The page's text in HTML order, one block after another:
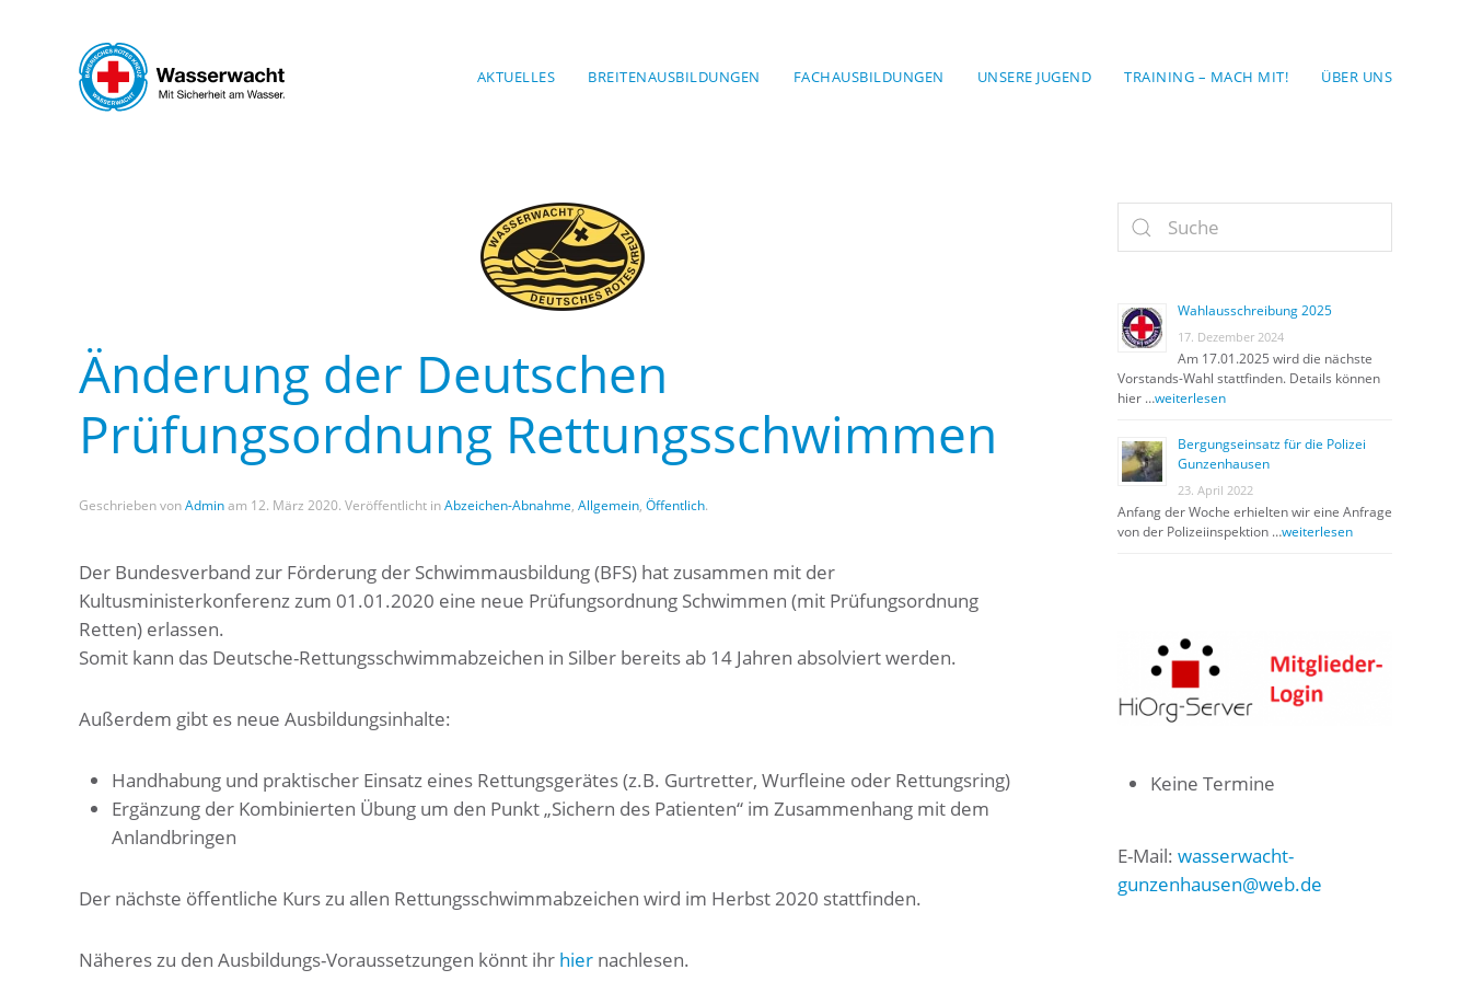
Skip to main content
AKTUELLES BREITENAUSBILDUNGEN FACHAUSBILDUNGEN UNSERE JUGEND TRAINING – MACH MIT! ÜBER UNS
Änderung der Deutschen
Prüfungsordnung Rettungsschwimmen
Geschrieben vonAdminam 12. März 2020. Veröffentlicht inAbzeichen-Abnahme, Allgemein, Öffentlich.
Der Bundesverband zur Förderung der Schwimmausbildung (BFS) hat zusammen mit der
Kultusministerkonferenz zum 01.01.2020 eine neue Prüfungsordnung Schwimmen (mit Prüfungsordnung
Retten) erlassen.
Somit kann das Deutsche-Rettungsschwimmabzeichen in Silber bereits ab 14 Jahren absolviert werden.
Außerdem gibt es neue Ausbildungsinhalte:
Handhabung und praktischer Einsatz eines Rettungsgerätes (z.B. Gurtretter, Wurfleine oder Rettungsring)
Ergänzung der Kombinierten Übung um den Punkt „Sichern des Patienten“ im Zusammenhang mit dem
Anlandbringen
Der nächste öffentliche Kurs zu allen Rettungsschwimmabzeichen wird im Herbst 2020 stattfinden.
Näheres zu den Ausbildungs-Voraussetzungen könnt ihr hier nachlesen.
Wahlausschreibung 2025
17. Dezember 2024
Am 17.01.2025 wird die nächste
Vorstands-Wahl stattfinden. Details können
hier …weiterlesen
Bergungseinsatz für die Polizei
Gunzenhausen
23. April 2022
Anfang der Woche erhielten wir eine Anfrage
von der Polizeiinspektion …weiterlesen
Keine Termine
E-Mail: wasserwacht-
gunzenhausen@web.de